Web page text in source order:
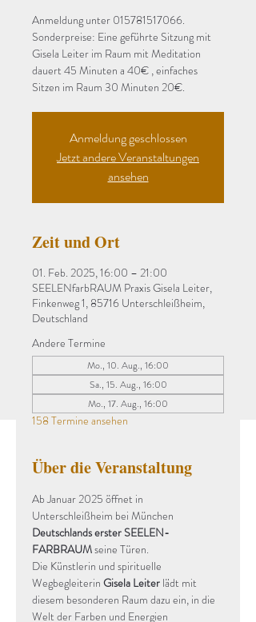
Anmeldung unter 015781517066.
Sonderpreise: Eine geführte Sitzung mit
Gisela Leiter im Raum mit Meditation
dauert 45 Minuten a 40€ , einfaches
Sitzen im Raum 30 Minuten 20€.
Anmeldung geschlossen
Jetzt andere Veranstaltungen
ansehen
Zeit und Ort
01. Feb. 2025, 16:00 – 21:00
SEELENfarbRAUM Praxis Gisela Leiter,
Finkenweg 1, 85716 Unterschleißheim,
Deutschland
Andere Termine
Mo., 10. Aug., 16:00
Sa., 15. Aug., 16:00
Mo., 17. Aug., 16:00
158 Termine ansehen
Über die Veranstaltung
Ab Januar 2025 öffnet in
Unterschleißheim bei München
Deutschlands erster SEELEN-
FARBRAUM seine Türen.
Die Künstlerin und spirituelle
Wegbegleiterin Gisela Leiter lädt mit
diesem besonderen Raum dazu ein, in die
Welt der Farben und Energien